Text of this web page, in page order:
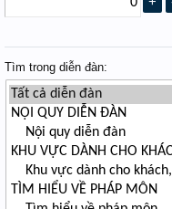
Tìm trong diễn đàn: